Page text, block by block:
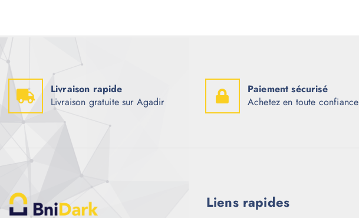
Livraison rapide
Livraison gratuite sur Agadir
Paiement sécurisé
Achetez en toute confiance
Liens rapides